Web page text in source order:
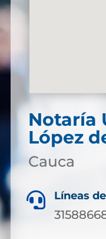
Notaría
López
Cauca
 Líneas